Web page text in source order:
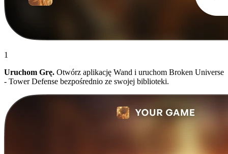
1
Uruchom Grę. Otwórz aplikację Wand i uruchom Broken Universe
- Tower Defense bezpośrednio ze swojej biblioteki.